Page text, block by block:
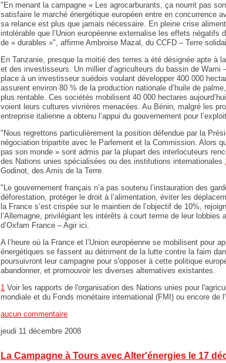
"En menant la campagne « Les agrocarburants, ça nourrit pas
satisfaire le marché énergétique européen entre en concurrence
sa relance est plus que jamais nécessaire. En pleine crise
intolérable que l’Union européenne externalise les effets
de « durables »", affirme Ambroise Mazal, du CCFD – Terre
En Tanzanie, presque la moitié des terres a été désignée apte à
et des investisseurs. Un millier d’agriculteurs du bassin de
place à un investisseur suédois voulant développer 400 000
assurent environ 80 % de la production nationale d’huile de
plus rentable. Ces sociétés mobilisent 40 000 hectares
voient leurs cultures vivrières menacées. Au Bénin, malgré les
entreprise italienne a obtenu l’appui du gouvernement pour
"Nous regrettons particulièrement la position défendue par la
négociation tripartite avec le Parlement et la Commission. Alors
pas son monde » sont admis par la plupart des interlocuteurs
des Nations unies spécialisées ou des institutions internationales
Godinot, des Amis de la Terre.
"Le gouvernement français n’a pas soutenu l’instauration des
déforestation, protéger le droit à l’alimentation, éviter les
la France s’est crispée sur le maintien de l’objectif de 10%,
l’Allemagne, privilégiant les intérêts à court terme de leur
d’Oxfam France – Agir ici.
A l’heure où la France et l’Union européenne se mobilisent pour
énergétiques se fassent au détriment de la lutte contre la faim
poursuivront leur campagne pour s'opposer à cette politique
abandonner, et promouvoir les diverses alternatives existantes.
1 Voir les rapports de l'organisation des Nations unies pour
mondiale et du Fonds monétaire international (FMI) ou encore de
aucun commentaire
jeudi 11 décembre 2008
La Campagne à Tours avec Alter'énergies le 17